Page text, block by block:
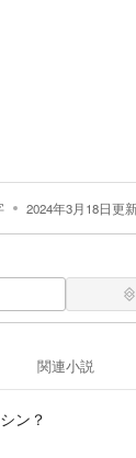
2024年3月18日更
関連小説
ン？